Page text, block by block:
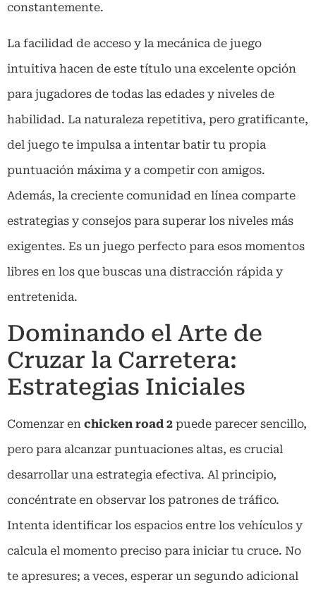
constantemente.
La facilidad de acceso y la mecánica de juego
intuitiva hacen de este título una excelente opción
para jugadores de todas las edades y niveles de
habilidad. La naturaleza repetitiva, pero gratificante,
del juego te impulsa a intentar batir tu propia
puntuación máxima y a competir con amigos.
Además, la creciente comunidad en línea comparte
estrategias y consejos para superar los niveles más
exigentes. Es un juego perfecto para esos momentos
libres en los que buscas una distracción rápida y
entretenida.
Dominando el Arte de
Cruzar la Carretera:
Estrategias Iniciales
Comenzar en chicken road 2 puede parecer sencillo,
pero para alcanzar puntuaciones altas, es crucial
desarrollar una estrategia efectiva. Al principio,
concéntrate en observar los patrones de tráfico.
Intenta identificar los espacios entre los vehículos y
calcula el momento preciso para iniciar tu cruce. No
te apresures; a veces, esperar un segundo adicional